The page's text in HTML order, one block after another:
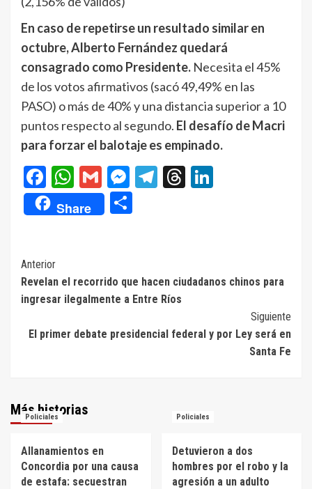
En caso de repetirse un resultado similar en
octubre, Alberto Fernández quedará
consagrado como Presidente. Necesita el 45%
de los votos afirmativos (sacó 49,49% en las
PASO) o más de 40% y una distancia superior a 10
puntos respecto al segundo. El desafío de Macri
para forzar el balotaje es empinado.
Facebook
WhatsApp
GmailMessenger
Telegram
Threads
Share
Navegación
de
entradas
Anterior
Revelan el recorrido que hacen ciudadanos chinos para
ingresar ilegalmente a Entre Ríos
Siguiente
El primer debate presidencial federal y por Ley será en
Santa Fe
Más historias
Policiales
Allanamientos en
Concordia por una causa
de estafa: secuestran
Policiales
Detuvieron a dos
hombres por el robo y la
agresión a un adulto